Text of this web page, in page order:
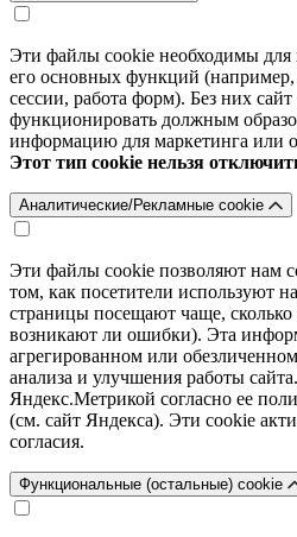
Эти файлы cookie необходимы для
его основных функций (например,
сессии, работа форм). Без них
функционировать должным
информацию для маркетинга или
Этот тип cookie нельзя
Аналитические/Рекламные cookie
Эти файлы cookie позволяют нам
том, как посетители используют
страницы посещают чаще, сколько
возникают ли ошибки). Эта
агрегированном или
анализа и улучшения работы
Яндекс.Метрикой согласно ее
(см. сайт Яндекса). Эти cookie
согласия.
Функциональные (остальные) cookie